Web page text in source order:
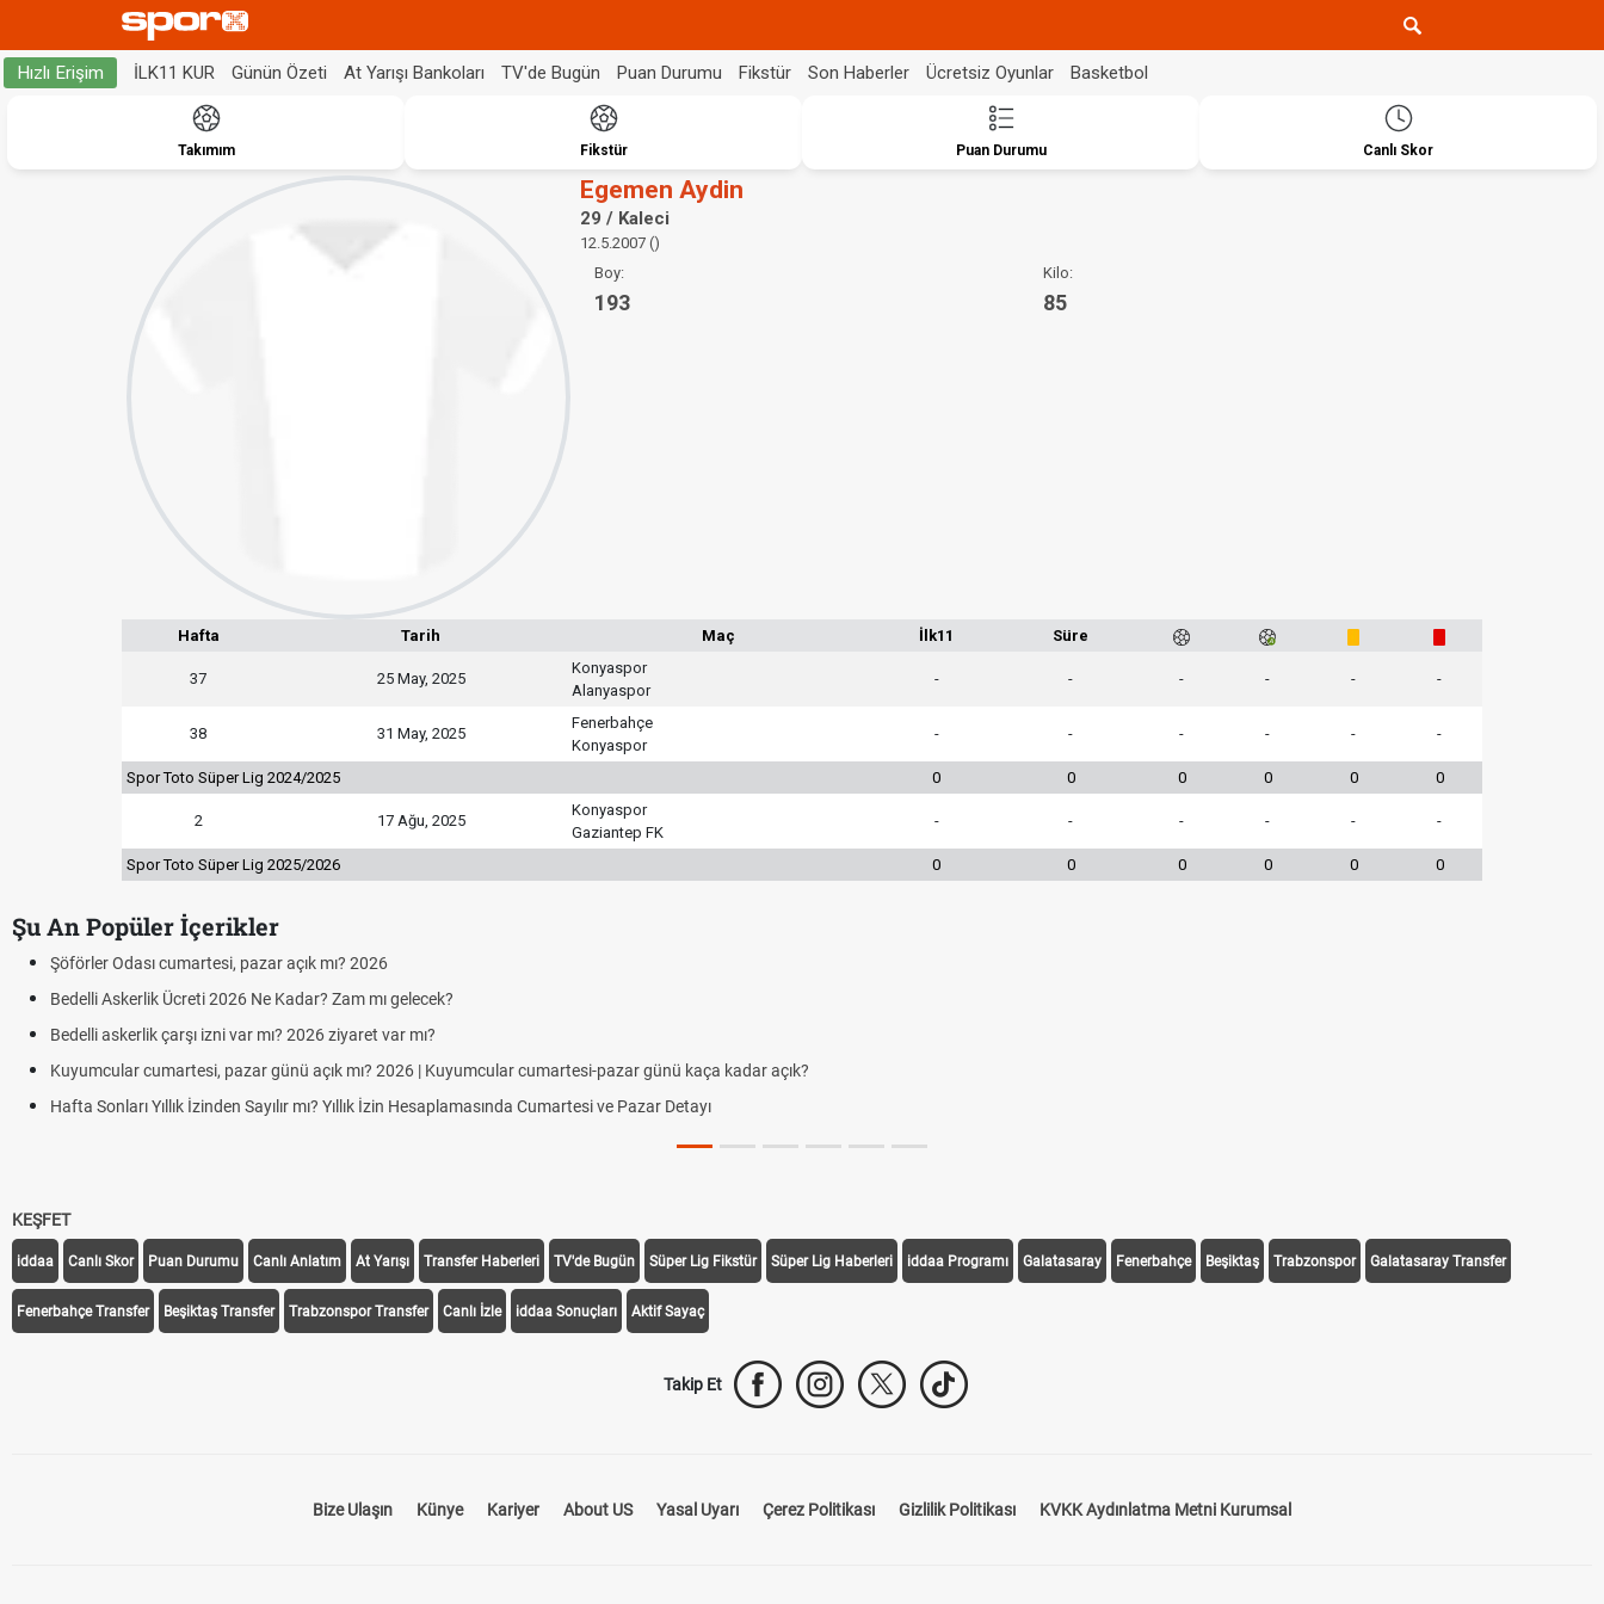
Hızlı Erişim İLK11 KUR Günün Özeti At Yarışı Bankoları TV'de Bugün Puan Durumu Fikstür Son Haberler Ücretsiz Oyunlar Basketbol
Takımım Fikstür Puan Durumu Canlı Skor
Egemen Aydin
29 / Kaleci
12.5.2007 ()
Boy:
193
Kilo:
85
Hafta Tarih Maç İlk11 Süre
37 25 May, 2025
Konyaspor
Alanyaspor
- - - - - -
38 31 May, 2025
Fenerbahçe
Konyaspor
- - - - - -
Spor Toto Süper Lig 2024/2025 0 0 0 0 0 0
2 17 Ağu, 2025
Konyaspor
Gaziantep FK
- - - - - -
Spor Toto Süper Lig 2025/2026 0 0 0 0 0 0
Şu An Popüler İçerikler
Şöförler Odası cumartesi, pazar açık mı? 2026
Bedelli Askerlik Ücreti 2026 Ne Kadar? Zam mı gelecek?
Bedelli askerlik çarşı izni var mı? 2026 ziyaret var mı?
Kuyumcular cumartesi, pazar günü açık mı? 2026 | Kuyumcular cumartesi-pazar günü kaça kadar açık?
Hafta Sonları Yıllık İzinden Sayılır mı? Yıllık İzin Hesaplamasında Cumartesi ve Pazar Detayı
KEŞFET
iddaa Canlı Skor Puan Durumu Canlı Anlatım At Yarışı Transfer Haberleri TV'de Bugün Süper Lig Fikstür Süper Lig Haberleri iddaa Programı Galatasaray Fenerbahçe Beşiktaş Trabzonspor Galatasaray Transfer
Fenerbahçe Transfer Beşiktaş Transfer Trabzonspor Transfer Canlı İzle iddaa Sonuçları Aktif Sayaç
Takip Et
Bize Ulaşın Künye Kariyer About US Yasal Uyarı Çerez Politikası Gizlilik Politikası KVKK Aydınlatma Metni Kurumsal